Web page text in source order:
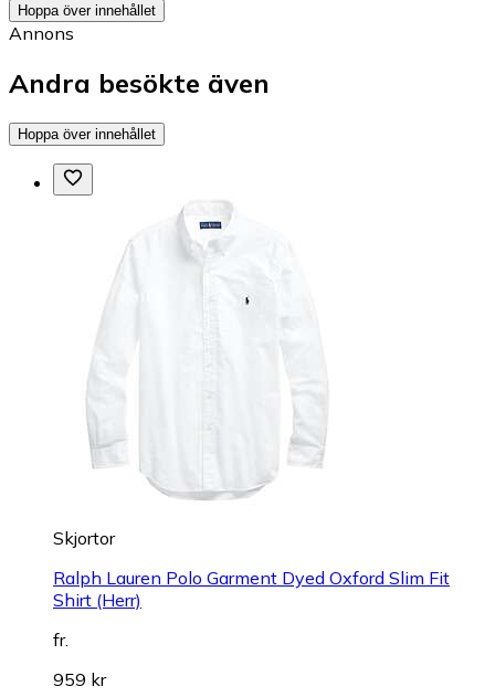
Hoppa över innehållet
Annons
Andra besökte även
Hoppa över innehållet
Skjortor
Ralph Lauren Polo Garment Dyed Oxford Slim Fit
Shirt (Herr)
fr.
959 kr